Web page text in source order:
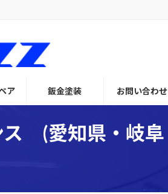
ア 鈑金塗装 お問い合わせ
ス (愛知県・岐阜